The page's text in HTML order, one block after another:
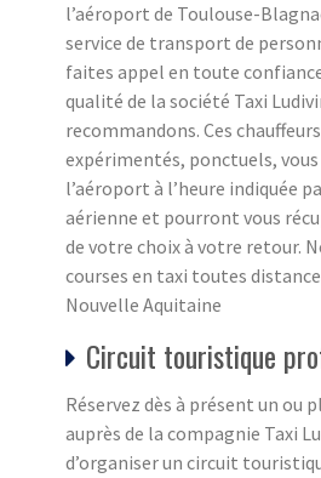
l’aéroport de Toulouse-
service de transport de
faites appel en toute
qualité de la société Taxi
recommandons. Ces
expérimentés, ponctuels,
l’aéroport à l’heure indiquée
aérienne et pourront vous
de votre choix à votre retour.
courses en taxi toutes
Nouvelle Aquitaine
Circuit touristique
Réservez dès à présent un ou
auprès de la compagnie Taxi
d’organiser un circuit